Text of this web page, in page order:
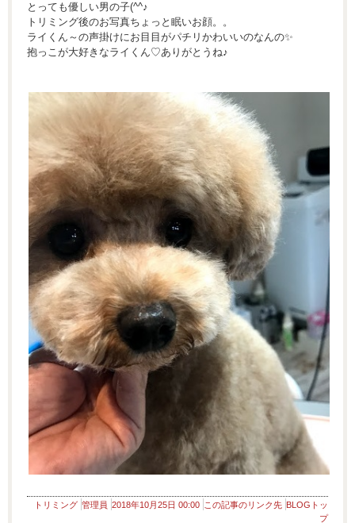
とっても優しい男の子(^^♪
トリミング後のお写真ちょっと眠いお顔。。
ライくん～の声掛けにお目目がパチリかわいいのなんの✨
抱っこが大好きなライくん♡ありがとうね♪
トリミング 管理員 2018年10月25日 00:00 この記事のリンク先 BLOGトッ
プ